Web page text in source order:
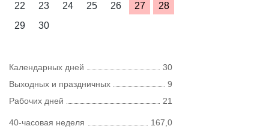
22
23 24 25 26 27
28
29
30
Календарных дней
30
Выходных и праздничных
9
Рабочих дней
21
40-часовая неделя
167,0